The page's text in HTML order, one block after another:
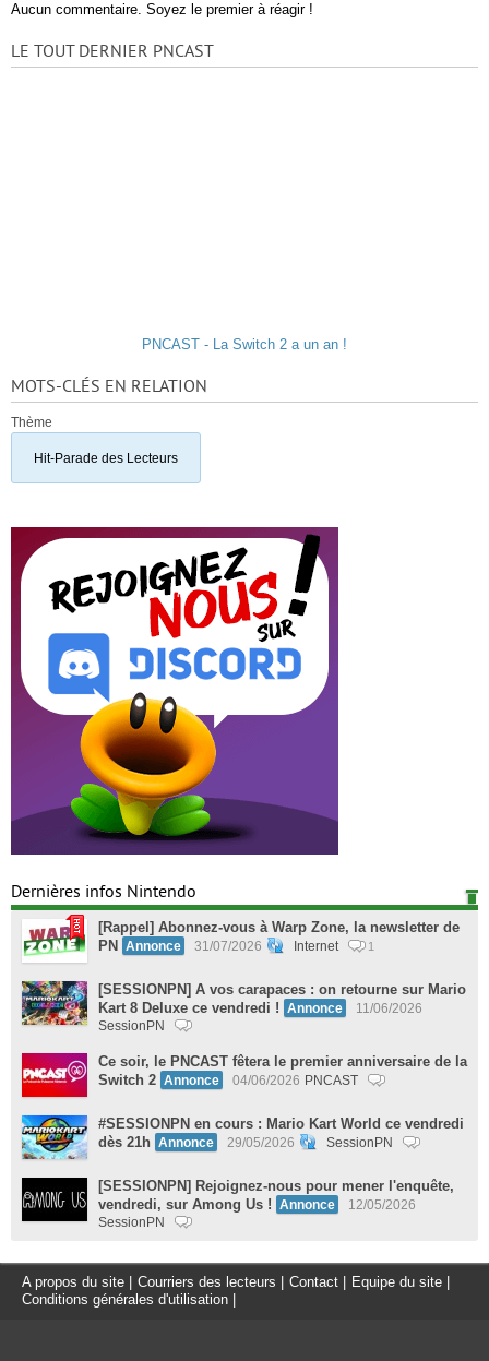
Aucun commentaire. Soyez le premier à réagir !
LE TOUT DERNIER PNCAST
PNCAST - La Switch 2 a un an !
MOTS-CLÉS EN RELATION
Thème
Hit-Parade des Lecteurs
Dernières infos Nintendo
[Rappel] Abonnez-vous à Warp Zone, la newsletter de
PN
Annonce 31/07/2026 Internet 1
[SESSIONPN] A vos carapaces : on retourne sur Mario
Kart 8 Deluxe ce vendredi !
Annonce
11/06/2026
SessionPN
Ce soir, le PNCAST fêtera le premier anniversaire de la
Switch 2 Annonce 04/06/2026 PNCAST
#SESSIONPN en cours : Mario Kart World ce vendredi
dès 21h Annonce 29/05/2026 SessionPN
[SESSIONPN] Rejoignez-nous pour mener l'enquête,
vendredi, sur Among Us !
Annonce
12/05/2026
SessionPN
A propos du site Courriers des lecteurs Contact Equipe du site
Conditions générales d'utilisation